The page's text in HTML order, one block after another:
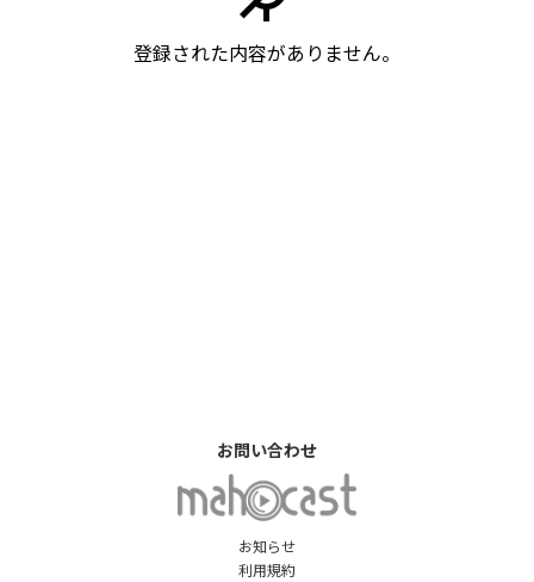
登録された内容がありません。
お知らせ
利用規約
お問い合わせ